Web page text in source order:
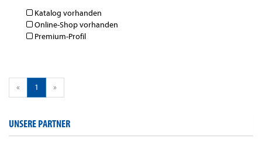
Katalog vorhanden
Online-Shop vorhanden
Premium-Profil
« 1 »
UNSERE PARTNER